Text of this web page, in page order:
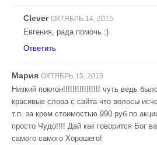
Clever ОКТЯБРЬ 14, 2015
Евгения, рада помочь :)
Ответить
Мария ОКТЯБРЬ 15, 2015
Низкий поклон!!!!!!!!!!!!!!!! чуть ведь
красивые слова с сайта что волосы
т.п. за крем стоимостью 990 руб по
просто Чудо!!!! Дай как говорится Бог
самого самого Хорошего!